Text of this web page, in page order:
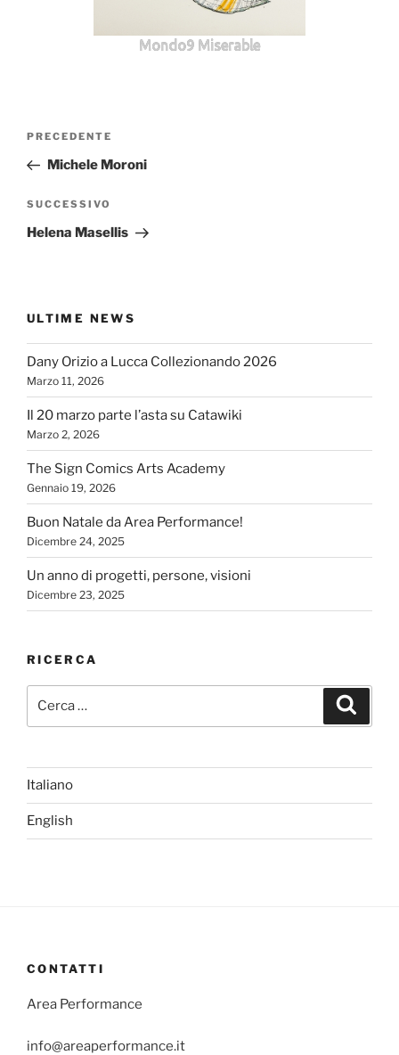
Mondo9 Miserable
Navigazione
Articolo
precedente:
PRECEDENTE
Michele Moroni
Articolo
successivo
SUCCESSIVO
Helena Masellis
ULTIME NEWS
Dany Orizio a Lucca Collezionando 2026
Marzo 11, 2026
Il 20 marzo parte l’asta su Catawiki
Marzo 2, 2026
The Sign Comics Arts Academy
Gennaio 19, 2026
Buon Natale da Area Performance!
Dicembre 24, 2025
Un anno di progetti, persone, visioni
Dicembre 23, 2025
RICERCA
Italiano
English
CONTATTI
Area Performance
info@areaperformance.it